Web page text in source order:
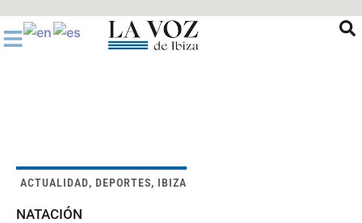
al
contenido
ACTUALIDAD, DEPORTES, IBIZA
NATACIÓN